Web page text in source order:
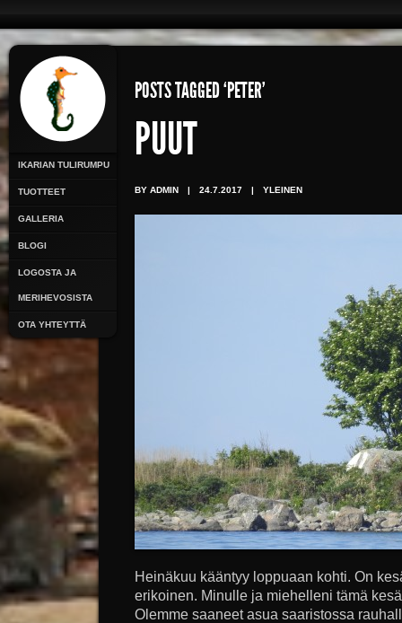
IKARIAN TULIRUMPU
TUOTTEET
GALLERIA
BLOGI
LOGOSTA JA
MERIHEVOSISTA
OTA YHTEYTTÄ
POSTS TAGGED ‘PETER’
PUUT
BY ADMIN | 24.7.2017 | YLEINEN
Heinäkuu kääntyy loppuaan kohti. On
erikoinen. Minulle ja miehelleni tämä
Olemme saaneet asua saaristossa